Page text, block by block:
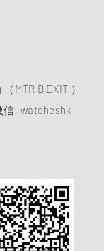
MTR B EXIT ）
信: watcheshk